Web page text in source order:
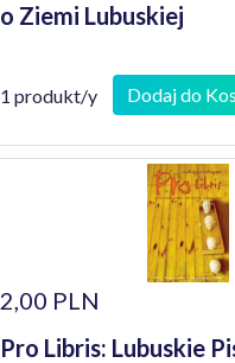
o Ziemi Lubuskiej
1 produkt/y Dodaj do
2,00 PLN
Pro Libris: Lubuskie